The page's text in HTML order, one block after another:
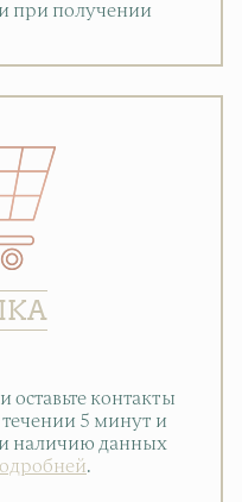
при получении
и оставьте контакты
5 минут и
наличию данных
.